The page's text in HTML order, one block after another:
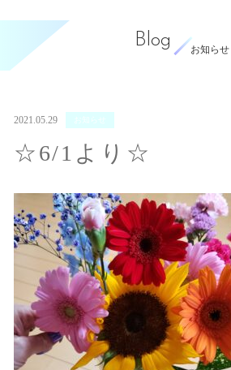
Blog
お知らせ
2021.05.29 お知らせ
☆6/1より☆